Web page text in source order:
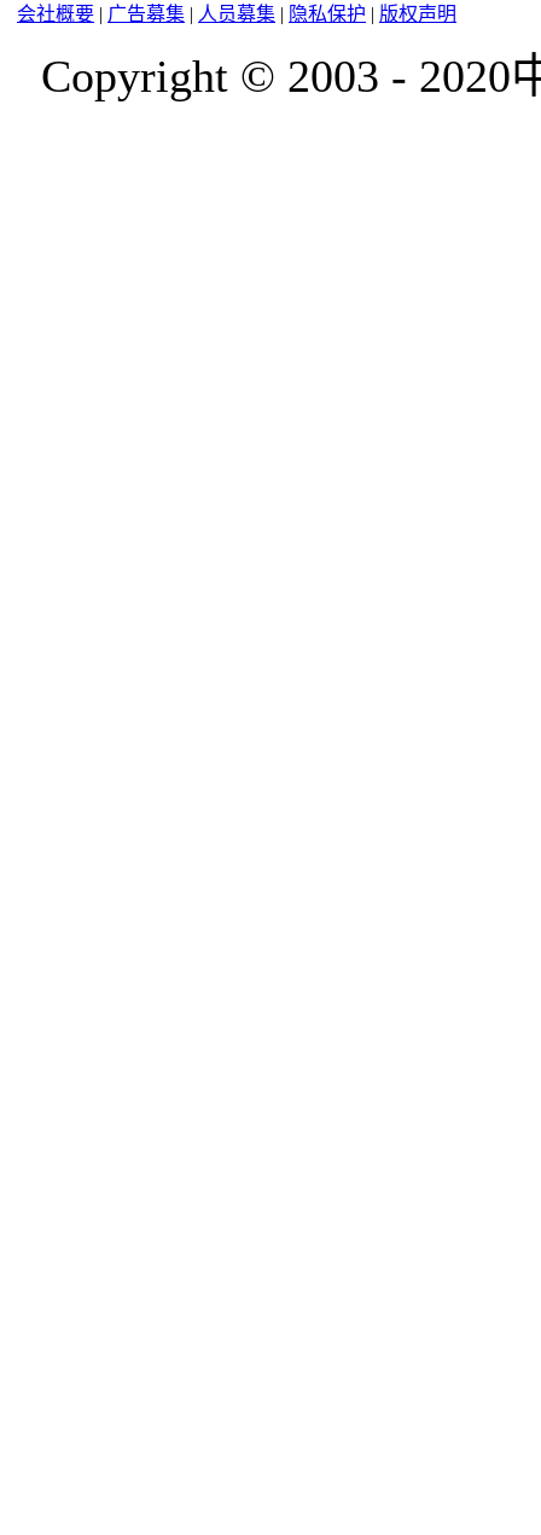
会社概要 | 广告募集 | 人员募集 | 隐私保护 | 版权声明
Copyright © 2003 -